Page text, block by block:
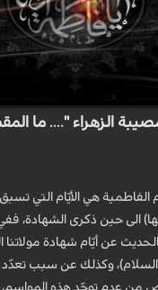
الزهراء ".... ما
الفاطمية هي الأيّام التي
الى حين ذكرى الشهادة،
عن أيّام شهادة مولاتنا
السلام)، وكذلك عن سبب تعدّد
من عدم توحّد هذه